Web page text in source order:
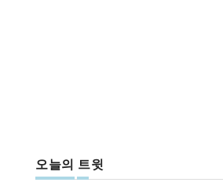
오늘의 트윗